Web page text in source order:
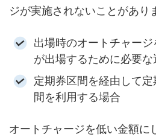
ジが実施されないことがあり
出場時のオートチャー
が出場するために必要
定期券区間を経由して
間を利用する場合
オートチャージを低い金額に